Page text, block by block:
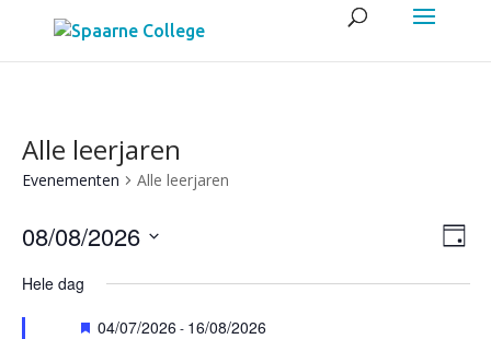
Alle leerjaren
Evenementen Alle leerjaren
Dag
08/08/2026
Hele dag
Uitgelicht
04/07/2026 - 16/08/2026